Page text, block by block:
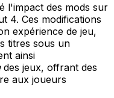
l'impact des mods sur
4. Ces modifications
expérience de jeu,
titres sous un
ainsi
des jeux, offrant des
aux joueurs